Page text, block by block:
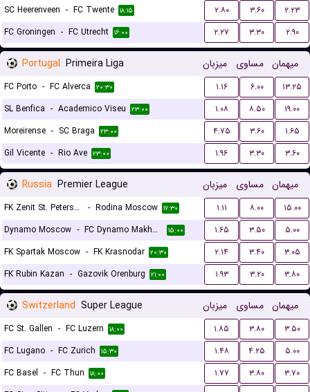
SC Heerenveen - FC Twente ۱۸:۱۵ ۲.۸۰ ۳.۶۰
۲.۲۳
FC Groningen - FC Utrecht ۱۶:۰۰ ۲.۲۷ ۳.۳۰ ۲.۹۰
Portugal Primeira Liga میزبان مساوی میهمان
FC Porto - FC Alverca ۲۰:۳۰ ۱.۱۶ ۶.۰۰
۱۳.۲۵
SL Benfica - Academico Viseu ۲۳:۰۰ ۱.۰۸ ۸.۵۰
۱۹.۰۰
Moreirense - SC Braga ۲۳:۰۰ ۴.۷۵ ۳.۶۰
۱.۶۵
Gil Vicente - Rio Ave ۲۳:۰۰ ۱.۹۶ ۳.۳۰ ۳.۶۰
Russia Premier League میزبان مساوی میهمان
FK Zenit St. Petersburg - Rodina Moscow ۱۷:۳۰ ۱.۱۱ ۸.۰۰
۱۵.۰۰
Dynamo Moscow - FC Dynamo Makhachkala ۱۵:۰۰ ۱.۶۵ ۳.۵۰
۵.۰۰
FK Spartak Moscow - FK Krasnodar ۲۰:۳۰ ۲.۱۴ ۳.۴۰
۳.۰۵
FK Rubin Kazan - Gazovik Orenburg ۲۱:۰۰ ۱.۹۳ ۳.۲۰ ۳.۸۰
Switzerland Super League میزبان مساوی میهمان
FC St. Gallen - FC Luzern ۱۸:۰۰ ۱.۸۵ ۳.۸۰
۳.۵۰
FC Lugano - FC Zurich ۱۵:۳۰ ۱.۴۸ ۴.۲۵
۵.۰۰
FC Basel - FC Thun ۱۸:۰۰ ۱.۷۷ ۳.۸۰
۳.۷۰